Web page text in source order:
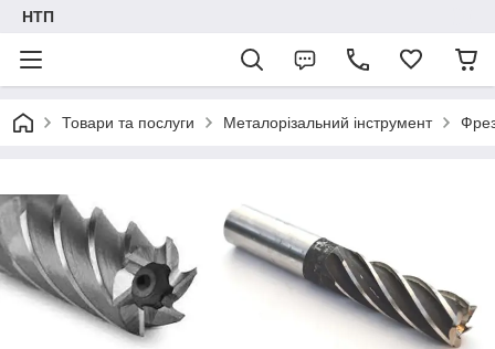
НТП
Товари та послуги Металорізальний інструмент